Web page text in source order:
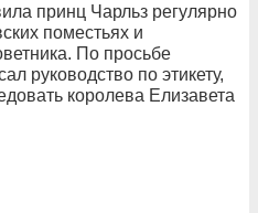
принц Чарльз регулярно
поместьях и
По просьбе
руководство по этикету,
королева Елизавета